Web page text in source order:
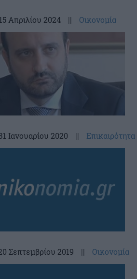
Απριλίου 2024 || Οικονομία
Ιανουαρίου 2020 || Επικαιρότητα
Σεπτεμβρίου 2019 || Οικονομία